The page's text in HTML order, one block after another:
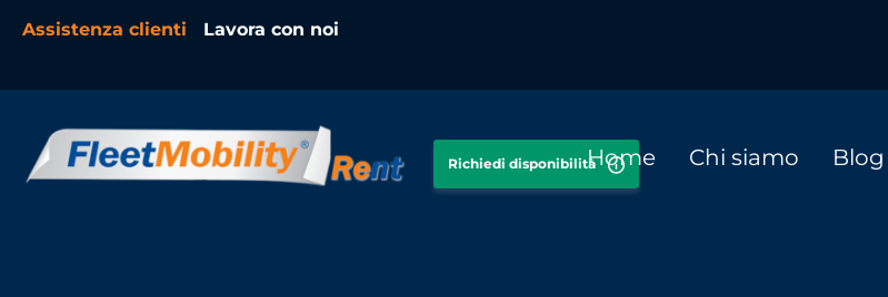
Assistenza clienti Lavora con noi
Richiedi disponibilitàHome Chi siamo Blog